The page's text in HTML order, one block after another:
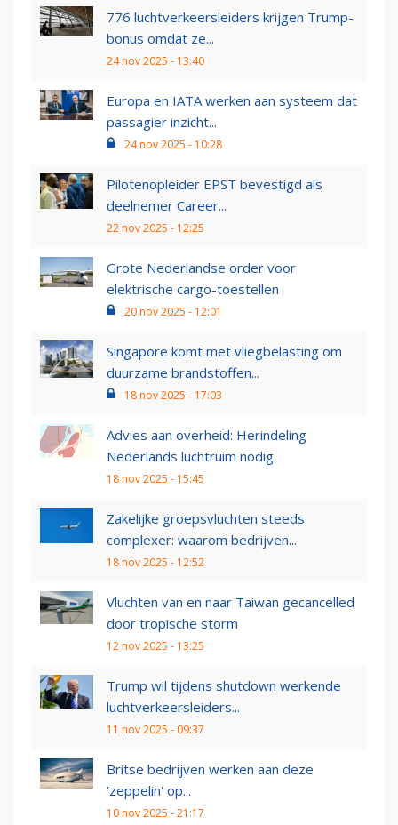
776 luchtverkeersleiders krijgen Trump-
bonus omdat ze...
24 nov 2025 - 13:40
Europa en IATA werken aan systeem dat
passagier inzicht...
24 nov 2025 - 10:28
Pilotenopleider EPST bevestigd als
deelnemer Career...
22 nov 2025 - 12:25
Grote Nederlandse order voor
elektrische cargo-toestellen
20 nov 2025 - 12:01
Singapore komt met vliegbelasting om
duurzame brandstoffen...
18 nov 2025 - 17:03
Advies aan overheid: Herindeling
Nederlands luchtruim nodig
18 nov 2025 - 15:45
Zakelijke groepsvluchten steeds
complexer: waarom bedrijven...
18 nov 2025 - 12:52
Vluchten van en naar Taiwan gecancelled
door tropische storm
12 nov 2025 - 13:25
Trump wil tijdens shutdown werkende
luchtverkeersleiders...
11 nov 2025 - 09:37
Britse bedrijven werken aan deze
'zeppelin' op...
10 nov 2025 - 21:17